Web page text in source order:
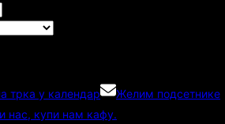
трка у календар
Желим подсетнике
нас, купи нам кафу.